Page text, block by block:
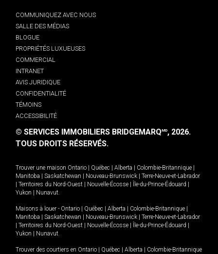
COMMUNIQUEZ AVEC NOUS
SALLE DES MÉDIAS
BLOGUE
PROPRIÉTÉS LUXUEUSES
COMMERCIAL
INTRANET
AVIS JURIDIQUE
CONFIDENTIALITÉ
TÉMOINS
ACCESSIBILITÉ
© SERVICES IMMOBILIERS BRIDGEMARQMD, 2026.
TOUS DROITS RÉSERVÉS.
Trouver une maison Ontario Québec Alberta Colombie-Britannique
Manitoba
Saskatchewan Nouveau-Brunswick
Terre-Neuve-et-Labrador
Territoires du Nord-Ouest Nouvelle-Écosse Île-du-Prince-Édouard
Yukon
Nunavut.
Maisons à louer - Ontario Québec Alberta Colombie-Britannique
Manitoba
Saskatchewan Nouveau-Brunswick
Terre-Neuve-et-Labrador
Territoires du Nord-Ouest Nouvelle-Écosse Île-du-Prince-Édouard
Yukon
Nunavut.
Trouver des courtiers en Ontario Québec Alberta
Colombie-Britannique